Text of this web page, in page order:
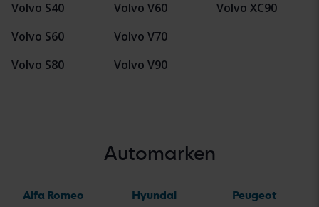
Volvo S40
Volvo S60
Volvo S80
Volvo V60
Volvo V70
Volvo V90
Volvo XC90
Automarken
Alfa Romeo
Hyundai
Peugeot